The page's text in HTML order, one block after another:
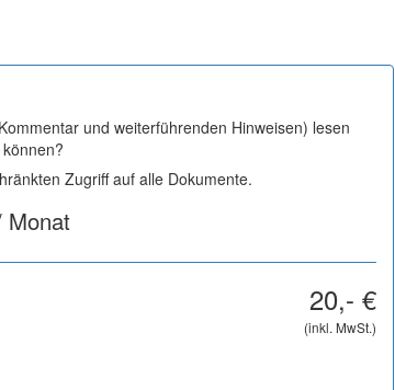
und weiterführenden Hinweisen) lesen
Zugriff auf alle Dokumente.
Monat
20,- €
(inkl. MwSt.)